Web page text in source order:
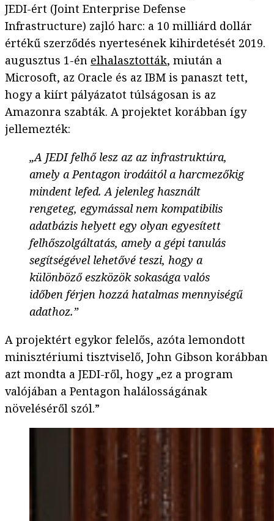
JEDI-ért (Joint Enterprise Defense
Infrastructure) zajló harc: a 10 milliárd dollár
értékű szerződés nyertesének kihirdetését 2019.
augusztus 1-én elhalasztották, miután a
Microsoft, az Oracle és az IBM is panaszt tett,
hogy a kiírt pályázatot túlságosan is az
Amazonra szabták. A projektet korábban így
jellemezték:
„A JEDI felhő lesz az az infrastruktúra,
amely a Pentagon irodáitól a harcmezőkig
mindent lefed. A jelenleg használt
rengeteg, egymással nem kompatibilis
adatbázis helyett egy olyan egyesített
felhőszolgáltatás, amely a gépi tanulás
segítségével lehetővé teszi, hogy a
különböző eszközök sokasága valós
időben férjen hozzá hatalmas mennyiségű
adathoz.”
A projektért egykor felelős, azóta lemondott
minisztériumi tisztviselő, John Gibson korábban
azt mondta a JEDI-ről, hogy „ez a program
valójában a Pentagon halálosságának
növeléséről szól.”